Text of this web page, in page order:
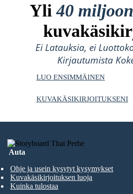
Yli40
Ei Latauksia, ei
Kirjautumista
LUO ENSIMMÄINEN
KUVAKÄSIKIRJOITUKSENI
Auta
Ohje ja usein kysytyt kysymykset
Kuvakäsikirjoituksen luoja
Kuinka tulostaa